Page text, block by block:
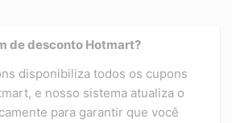
de desconto Hotmart?
disponibiliza todos os cupons
e nosso sistema atualiza o
para garantir que você